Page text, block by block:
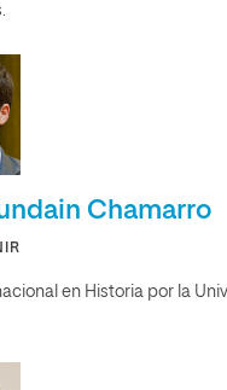
Chamarro
en Historia por la